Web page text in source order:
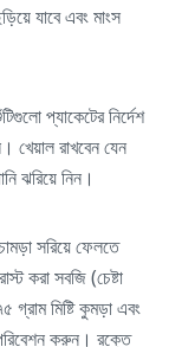
যাবে এবং মাংস
প্যাকেটের নির্দেশ
খেয়াল রাখবেন যেন
ঝরিয়ে নিন।
সরিয়ে ফেলতে
করা সবজি (চেষ্টা
মিষ্টি কুমড়া এবং
করুন। রক্তে